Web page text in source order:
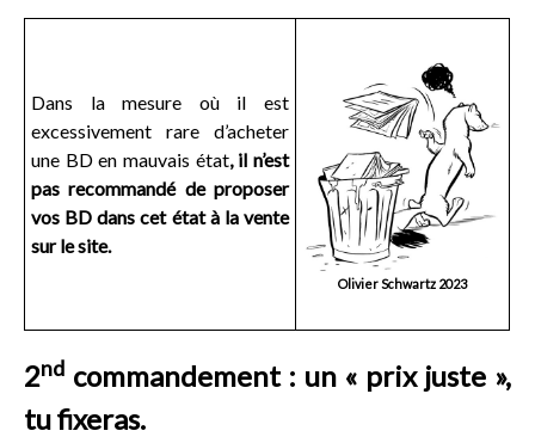
Dans la mesure où il est
excessivement rare d’acheter
une BD en mauvais état, il n’est
pas recommandé de proposer
vos BD dans cet état à la vente
sur le site.
Olivier Schwartz 2023
2nd commandement : un « prix juste »,
tu fixeras.